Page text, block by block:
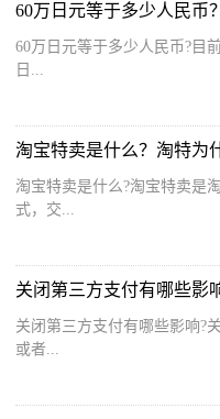
60万日元等于多少人民币
60万日元等于多少人民币?目
日...
淘宝特卖是什么？淘特为
淘宝特卖是什么?淘宝特卖是
式，交...
关闭第三方支付有哪些影
关闭第三方支付有哪些影响?
或者...